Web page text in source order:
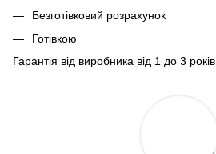
Безготівковий розрахунок
Готівкою
Гарантія від виробника від 1 до 3 років.